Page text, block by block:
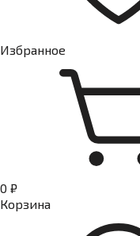
Избранное
0 ₽
Корзина